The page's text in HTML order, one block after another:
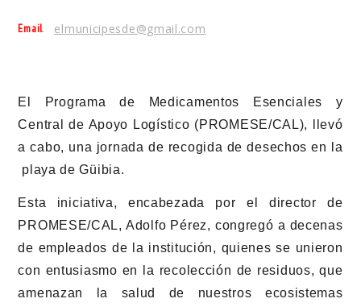
Email elmunicipesde@gmail.com
El Programa de Medicamentos Esenciales y
Central de Apoyo Logístico (PROMESE/CAL), llevó
a cabo, una jornada de recogida de desechos en la
playa de Güibia.
Esta iniciativa, encabezada por el director de
PROMESE/CAL, Adolfo Pérez, congregó a decenas
de empleados de la institución, quienes se unieron
con entusiasmo en la recolección de residuos, que
amenazan la salud de nuestros ecosistemas